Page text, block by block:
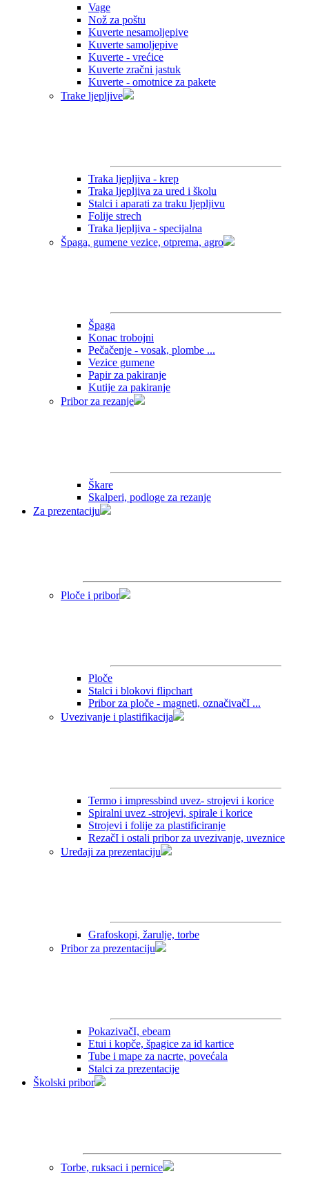
Vage
Nož za poštu
Kuverte nesamoljepive
Kuverte samoljepive
Kuverte - vrećice
Kuverte zračni jastuk
Kuverte - omotnice za pakete
Trake ljepljive
Traka ljepljiva - krep
Traka ljepljiva za ured i školu
Stalci i aparati za traku ljepljivu
Folije strech
Traka ljepljiva - specijalna
Špaga, gumene vezice, otprema, agro
Špaga
Konac trobojni
Pečačenje - vosak, plombe ...
Vezice gumene
Papir za pakiranje
Kutije za pakiranje
Pribor za rezanje
Škare
Skalperi, podloge za rezanje
Za prezentaciju
Ploče i pribor
Ploče
Stalci i blokovi flipchart
Pribor za ploče - magneti, označivačI ...
Uvezivanje i plastifikacija
Termo i impressbind uvez- strojevi i korice
Spiralni uvez -strojevi, spirale i korice
Strojevi i folije za plastificiranje
RezačI i ostali pribor za uvezivanje, uveznice
Uređaji za prezentaciju
Grafoskopi, žarulje, torbe
Pribor za prezentaciju
PokazivačI, ebeam
Etui i kopče, špagice za id kartice
Tube i mape za nacrte, povećala
Stalci za prezentacije
Školski pribor
Torbe, ruksaci i pernice